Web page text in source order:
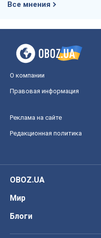
Все мнения
О компании
Правовая информация
Реклама на сайте
Редакционная политика
OBOZ.UA
Мир
Блоги